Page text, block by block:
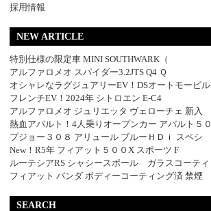
採用情報
NEW ARTICLE
特別仕様の限定車 MINI SOUTHWARK（
アルファロメオ スパイダー3.2JTS Q4 Ｑ
オシャレなラグジュアリーEV！DSオートモービル
フレンチEV！2024年 シトロエン E-C4
アルファロメオ ジュリエッタ ヴェローチェ 新入
熱血アバルト！4人乗りオープンカー アバルト５０
プジョー３０８ アリュール ブルーＨＤｉ スペシ
New！R5年 フィアット５００X スポーツ F
ルーテシアRS シャシースポール ガラスコーティ
フィアット パンダ ボディーコーティング済 禁煙
SEARCH